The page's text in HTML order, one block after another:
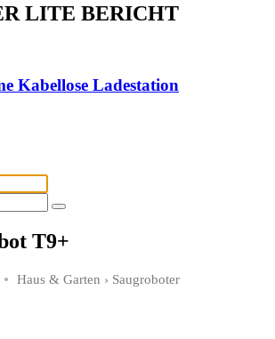
LITE BERICHT
Kabellose Ladestation
T9+
Haus & Garten › Saugroboter